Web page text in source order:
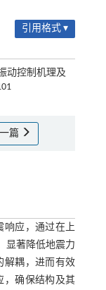
引用格式 ▾
动控制机理及
一篇
响应，通过在上
显著降低地震力
解耦，进而有效
，确保结构及其